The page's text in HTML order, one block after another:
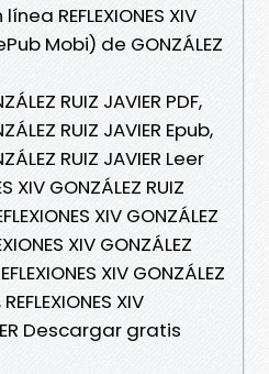
REFLEXIONES XIV
Mobi) de GONZÁLEZ
RUIZ JAVIER PDF,
RUIZ JAVIER Epub,
RUIZ JAVIER Leer
XIV GONZÁLEZ RUIZ
XIV GONZÁLEZ
XIV GONZÁLEZ
XIV GONZÁLEZ
XIV
Descargar gratis